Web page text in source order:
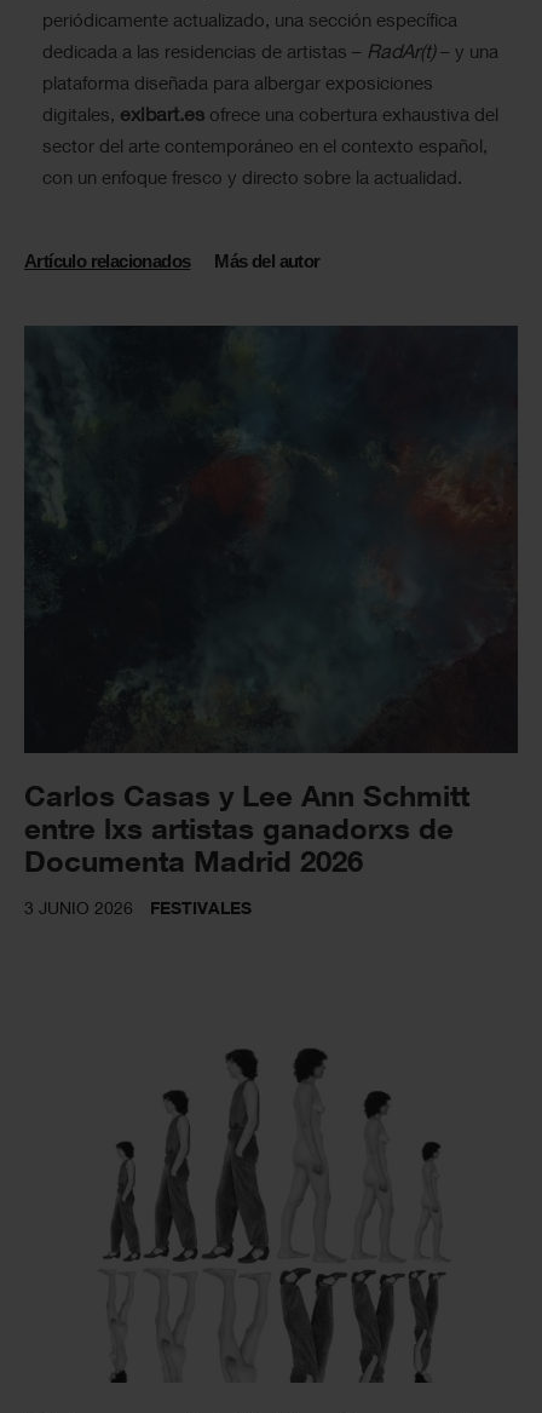
periódicamente actualizado, una sección específica
dedicada a las residencias de artistas – RadAr(t)– y una
plataforma diseñada para albergar exposiciones
digitales, exibart.es ofrece una cobertura exhaustiva del
sector del arte contemporáneo en el contexto español,
con un enfoque fresco y directo sobre la actualidad.
Artículo relacionados Más del autor
Carlos Casas y Lee Ann Schmitt
entre lxs artistas ganadorxs de
Documenta Madrid 2026
3 JUNIO 2026 FESTIVALES